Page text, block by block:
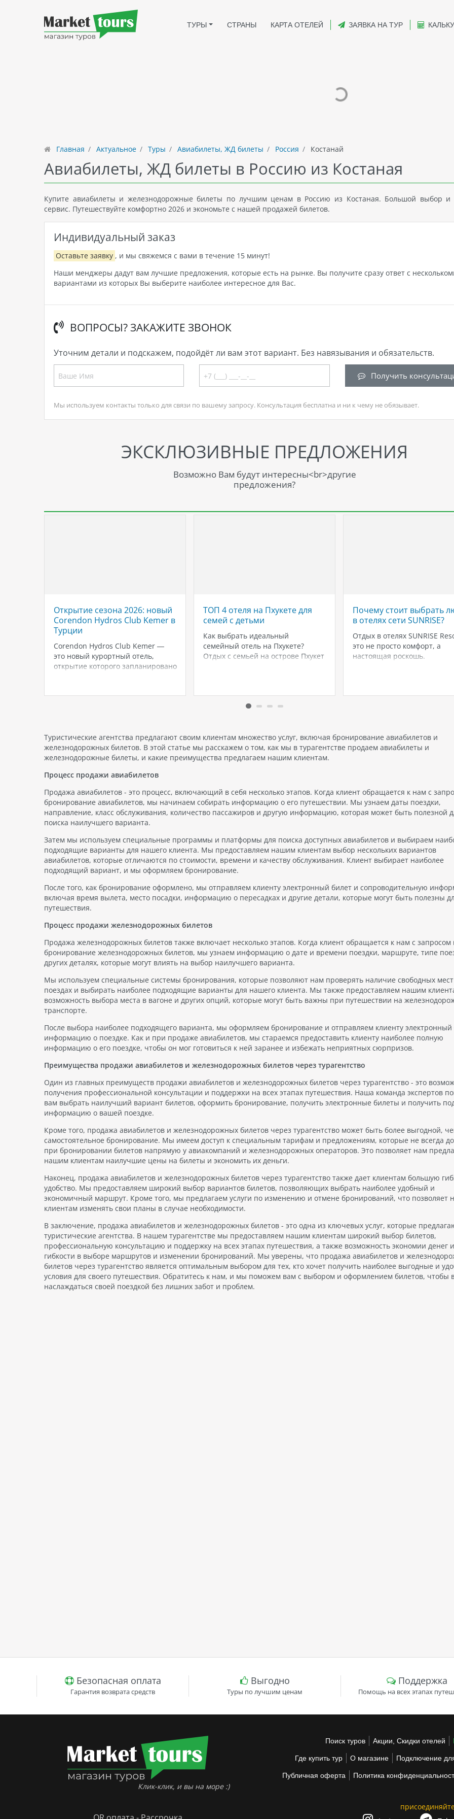
ТУРЫ СТРАНЫ КАРТА ОТЕЛЕЙ ЗАЯВКА НА ТУР
Главная Актуальное Туры Авиабилеты, ЖД билеты Россия Костанай
Авиабилеты, ЖД билеты в Россию из Костаная
Купите авиабилеты и железнодорожные билеты по лучшим ценам в Россию из Костаная. Большой выбор и
сервис. Путешествуйте комфортно 2026 и экономьте с нашей продажей билетов.
Индивидуальный заказ
Оставьте заявку , и мы свяжемся с вами в течение 15 минут!
Наши менджеры дадут вам лучшие предложения, которые есть на рынке. Вы получите сразу ответ с
вариантами из которых Вы выберите наиболее интересное для Вас.
ВОПРОСЫ? ЗАКАЖИТЕ ЗВОНОК
Уточним детали и подскажем, подойдёт ли вам этот вариант. Без навязывания и обязательств.
Получить
Мы используем контакты только для связи по вашему запросу. Консультация бесплатна и ни к чему не обязывает.
ЭКСКЛЮЗИВНЫЕ ПРЕДЛОЖЕНИЯ
Возможно Вам будут интересны<br>другие
предложения?
Открытие сезона 2026: новый
Corendon Hydros Club Kemer в
Турции
Corendon Hydros Club Kemer —
это новый курортный отель,
открытие которого запланировано
путешественников, планирующих
Кемер,…
ТОП 4 отеля на Пхукете для
семей с детьми
Как выбрать идеальный
семейный отель на Пхукете?
Отдых с семьей на острове Пхукет
этой статье мы представим вам
ТОП 4 отелей на Пхукете,
Почему стоит выбрать
в отелях сети SUNRISE?
Отдых в отелях SUNRISE
это не просто комфорт, а
настоящая роскошь.
исключительного сервиса
созданным для
Туристические агентства предлагают своим клиентам множество услуг, включая бронирование авиабилетов и
железнодорожных билетов. В этой статье мы расскажем о том, как мы в турагентстве продаем авиабилеты и
железнодорожные билеты, и какие преимущества предлагаем нашим клиентам.
Процесс продажи авиабилетов
Продажа авиабилетов - это процесс, включающий в себя несколько этапов. Когда клиент обращается к нам с
бронирование авиабилетов, мы начинаем собирать информацию о его путешествии. Мы узнаем даты поездки,
направление, класс обслуживания, количество пассажиров и другую информацию, которая может быть полезной
поиска наилучшего варианта.
Затем мы используем специальные программы и платформы для поиска доступных авиабилетов и выбираем
подходящие варианты для нашего клиента. Мы предоставляем нашим клиентам выбор нескольких вариантов
авиабилетов, которые отличаются по стоимости, времени и качеству обслуживания. Клиент выбирает наиболее
подходящий вариант, и мы оформляем бронирование.
После того, как бронирование оформлено, мы отправляем клиенту электронный билет и сопроводительную
включая время вылета, место посадки, информацию о пересадках и другие детали, которые могут быть полезны
путешествия.
Процесс продажи железнодорожных билетов
Продажа железнодорожных билетов также включает несколько этапов. Когда клиент обращается к нам с запросом
бронирование железнодорожных билетов, мы узнаем информацию о дате и времени поездки, маршруте, типе
других деталях, которые могут влиять на выбор наилучшего варианта.
Мы используем специальные системы бронирования, которые позволяют нам проверять наличие свободных
поездах и выбирать наиболее подходящие варианты для нашего клиента. Мы также предоставляем нашим
возможность выбора места в вагоне и других опций, которые могут быть важны при путешествии на
транспорте.
После выбора наиболее подходящего варианта, мы оформляем бронирование и отправляем клиенту электронный
информацию о поездке. Как и при продаже авиабилетов, мы стараемся предоставить клиенту наиболее полную
информацию о его поездке, чтобы он мог готовиться к ней заранее и избежать неприятных сюрпризов.
Преимущества продажи авиабилетов и железнодорожных билетов через турагентство
Один из главных преимуществ продажи авиабилетов и железнодорожных билетов через турагентство - это
получения профессиональной консультации и поддержки на всех этапах путешествия. Наша команда экспертов
вам выбрать наилучший вариант билетов, оформить бронирование, получить электронные билеты и получить
информацию о вашей поездке.
Кроме того, продажа авиабилетов и железнодорожных билетов через турагентство может быть более выгодной,
самостоятельное бронирование. Мы имеем доступ к специальным тарифам и предложениям, которые не всегда
при бронировании билетов напрямую у авиакомпаний и железнодорожных операторов. Это позволяет нам
нашим клиентам наилучшие цены на билеты и экономить их деньги.
Наконец, продажа авиабилетов и железнодорожных билетов через турагентство также дает клиентам большую
удобство. Мы предоставляем широкий выбор вариантов билетов, позволяющих выбрать наиболее удобный и
экономичный маршрут. Кроме того, мы предлагаем услуги по изменению и отмене бронирований, что позволяет
клиентам изменять свои планы в случае необходимости.
В заключение, продажа авиабилетов и железнодорожных билетов - это одна из ключевых услуг, которые
туристические агентства. В нашем турагентстве мы предоставляем нашим клиентам широкий выбор билетов,
профессиональную консультацию и поддержку на всех этапах путешествия, а также возможность экономии денег и
гибкости в выборе маршрутов и изменении бронирований. Мы уверены, что продажа авиабилетов и
билетов через турагентство является оптимальным выбором для тех, кто хочет получить наиболее выгодные и
условия для своего путешествия. Обратитесь к нам, и мы поможем вам с выбором и оформлением билетов, чтобы
наслаждаться своей поездкой без лишних забот и проблем.
Безопасная оплата
Гарантия возврата средств
Выгодно
Туры по лучшим ценам
Поддержка
Помощь на всех этапах
Клик-клик, и вы на море :)
Поиск туров Акции, Скидки отелей
Где купить тур О магазине Подключение
Публичная оферта Политика